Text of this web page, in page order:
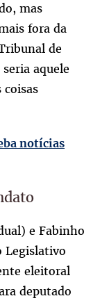
mas
fora da
de
aquele
notícias
e Fabinho
Legislativo
eleitoral
deputado